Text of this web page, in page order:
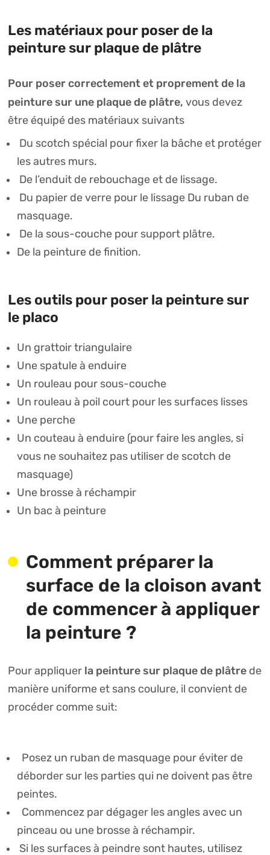
Les matériaux pour poser de la
peinture sur plaque de plâtre
Pour poser correctement et proprement de la
peinture sur une plaque de plâtre, vous devez
être équipé des matériaux suivants
Du scotch spécial pour fixer la bâche et protéger
les autres murs.
De l’enduit de rebouchage et de lissage.
Du papier de verre pour le lissage Du ruban de
masquage.
De la sous-couche pour support plâtre.
De la peinture de finition.
Les outils pour poser la peinture sur
le placo
Un grattoir triangulaire
Une spatule à enduire
Un rouleau pour sous-couche
Un rouleau à poil court pour les surfaces lisses
Une perche
Un couteau à enduire (pour faire les angles, si
vous ne souhaitez pas utiliser de scotch de
masquage)
Une brosse à réchampir
Un bac à peinture
Comment préparer la
surface de la cloison avant
de commencer à appliquer
la peinture ?
Pour appliquer la peinture sur plaque de plâtrede
manière uniforme et sans coulure, il convient de
procéder comme suit:
Posez un ruban de masquage pour éviter de
déborder sur les parties qui ne doivent pas être
peintes.
Commencez par dégager les angles avec un
pinceau ou une brosse à réchampir.
Si les surfaces à peindre sont hautes, utilisez